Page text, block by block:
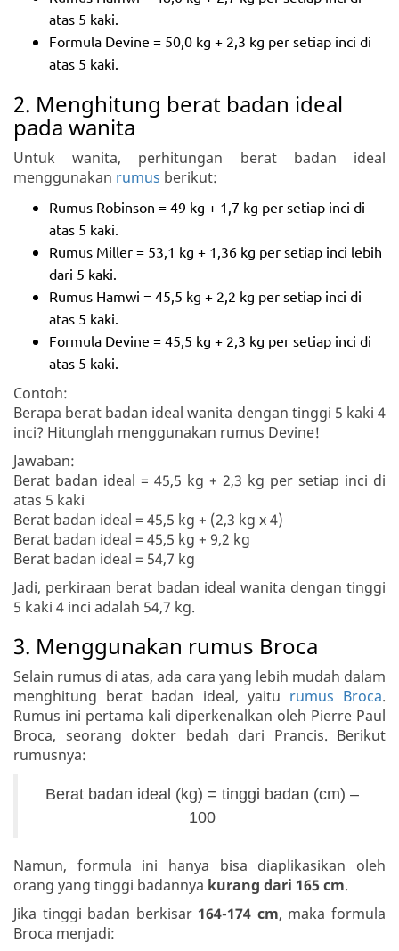
atas 5 kaki.
Formula Devine = 50,0 kg + 2,3 kg per setiap inci di
atas 5 kaki.
2. Menghitung berat badan ideal
pada wanita
Untuk wanita, perhitungan berat badan ideal
menggunakan rumus berikut:
Rumus Robinson = 49 kg + 1,7 kg per setiap inci di
atas 5 kaki.
Rumus Miller = 53,1 kg + 1,36 kg per setiap inci lebih
dari 5 kaki.
Rumus Hamwi = 45,5 kg + 2,2 kg per setiap inci di
atas 5 kaki.
Formula Devine = 45,5 kg + 2,3 kg per setiap inci di
atas 5 kaki.
Contoh:
Berapa berat badan ideal wanita dengan tinggi 5 kaki 4
inci? Hitunglah menggunakan rumus Devine!
Jawaban:
Berat badan ideal = 45,5 kg + 2,3 kg per setiap inci di
atas 5 kaki
Berat badan ideal = 45,5 kg + (2,3 kg x 4)
Berat badan ideal = 45,5 kg + 9,2 kg
Berat badan ideal = 54,7 kg
Jadi, perkiraan berat badan ideal wanita dengan tinggi
5 kaki 4 inci adalah 54,7 kg.
3. Menggunakan rumus Broca
Selain rumus di atas, ada cara yang lebih mudah dalam
menghitung berat badan ideal, yaitu rumus Broca.
Rumus ini pertama kali diperkenalkan oleh Pierre Paul
Broca, seorang dokter bedah dari Prancis. Berikut
rumusnya:
Berat badan ideal (kg) = tinggi badan (cm) –
100
Namun, formula ini hanya bisa diaplikasikan oleh
orang yang tinggi badannya kurang dari 165 cm.
Jika tinggi badan berkisar 164-174 cm, maka formula
Broca menjadi: